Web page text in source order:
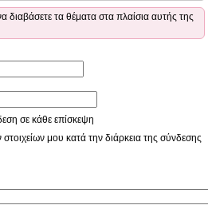
διαβάσετε τα θέματα στα πλαίσια αυτής της
σε κάθε επίσκεψη
μου κατά την διάρκεια της σύνδεσης